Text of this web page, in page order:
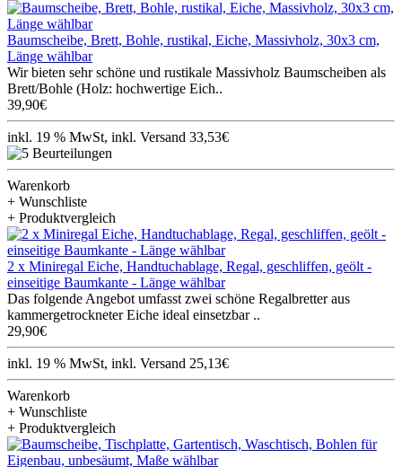
Baumscheibe, Brett, Bohle, rustikal, Eiche, Massivholz, 30x3 cm,
Länge wählbar
Wir bieten sehr schöne und rustikale Massivholz Baumscheiben als
Brett/Bohle (Holz: hochwertige Eich..
39,90€
inkl. 19 % MwSt, inkl. Versand 33,53€
Warenkorb
+ Wunschliste
+ Produktvergleich
2 x Miniregal Eiche, Handtuchablage, Regal, geschliffen, geölt -
einseitige Baumkante - Länge wählbar
Das folgende Angebot umfasst zwei schöne Regalbretter aus
kammergetrockneter Eiche ideal einsetzbar ..
29,90€
inkl. 19 % MwSt, inkl. Versand 25,13€
Warenkorb
+ Wunschliste
+ Produktvergleich